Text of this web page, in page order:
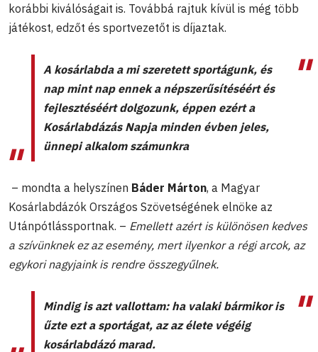
korábbi kiválóságait is. Továbbá rajtuk kívül is még több
játékost, edzőt és sportvezetőt is díjaztak.
A kosárlabda a mi szeretett sportágunk, és
nap mint nap ennek a népszerűsítéséért és
fejlesztéséért dolgozunk, éppen ezért a
Kosárlabdázás Napja minden évben jeles,
ünnepi alkalom számunkra
– mondta a helyszínen Báder Márton, a Magyar
Kosárlabdázók Országos Szövetségének elnöke az
Utánpótlássportnak. – Emellett azért is különösen kedves
a szívünknek ez az esemény, mert ilyenkor a régi arcok, az
egykori nagyjaink is rendre összegyűlnek.
Mindig is azt vallottam: ha valaki bármikor is
űzte ezt a sportágat, az az élete végéig
kosárlabdázó marad.